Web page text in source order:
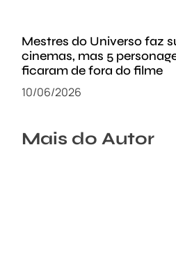
Mestres do Universo faz
cinemas, mas 5
ficaram de fora do filme
10/06/2026
Mais do Autor